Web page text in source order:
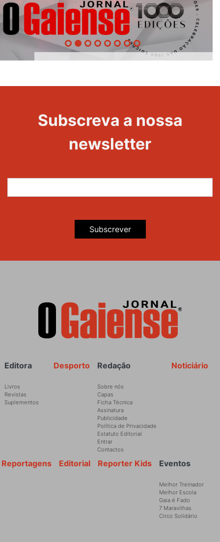
Evento
Subscreva a nossa
newsletter
Subscrever
Rodapé Noticiário
Redação
Sobre nós
Capas
Ficha Técnica
Assinatura
Publicidade
Política de Privacidade
Estatuto Editorial
Entrar
Contactos
Desporto
Editora
Livros
Revistas
Suplementos
Eventos
Melhor Treinador
Melhor Escola
Gaia é Fado
7 Maravilhas
Circo Solidário
Reporter Kids
Editorial
Reportagens